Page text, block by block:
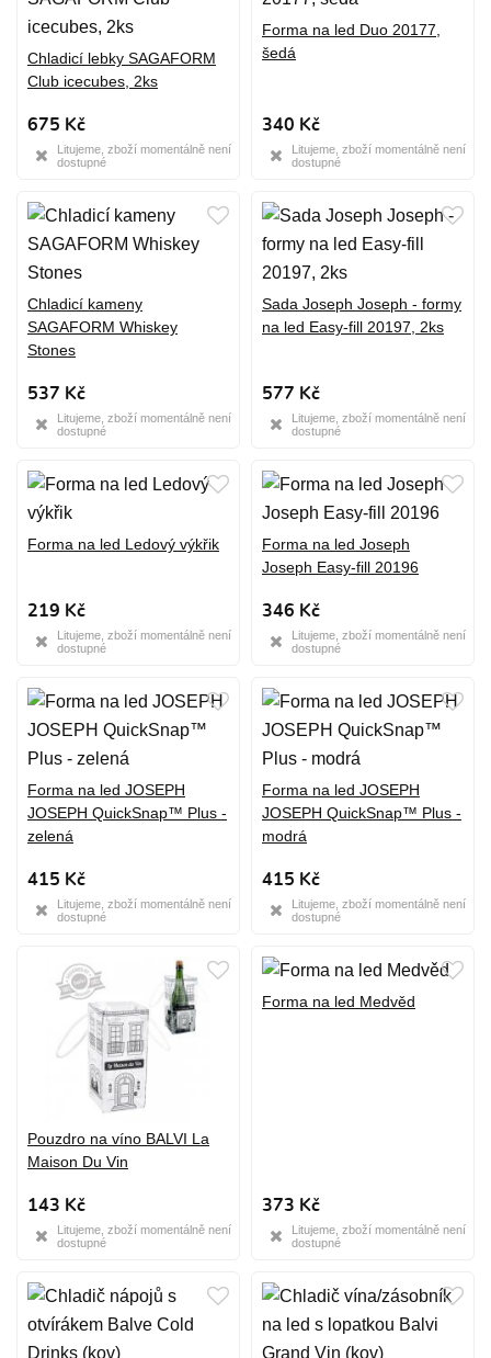
Chladicí lebky SAGAFORM
Club icecubes, 2ks
675 Kč
Litujeme, zboží momentálně není
dostupné
Forma na led Duo 20177,
šedá
340 Kč
Litujeme, zboží momentálně není
dostupné
Chladicí kameny
SAGAFORM Whiskey
Stones
537 Kč
Litujeme, zboží momentálně není
dostupné
Sada Joseph Joseph - formy
na led Easy-fill 20197, 2ks
577 Kč
Litujeme, zboží momentálně není
dostupné
Forma na led Ledový výkřik
219 Kč
Litujeme, zboží momentálně není
dostupné
Forma na led Joseph
Joseph Easy-fill 20196
346 Kč
Litujeme, zboží momentálně není
dostupné
Forma na led JOSEPH
JOSEPH QuickSnap™ Plus -
zelená
415 Kč
Litujeme, zboží momentálně není
dostupné
Forma na led JOSEPH
JOSEPH QuickSnap™ Plus -
modrá
415 Kč
Litujeme, zboží momentálně není
dostupné
Pouzdro na víno BALVI La
Maison Du Vin
143 Kč
Litujeme, zboží momentálně není
dostupné
Forma na led Medvěd
373 Kč
Litujeme, zboží momentálně není
dostupné